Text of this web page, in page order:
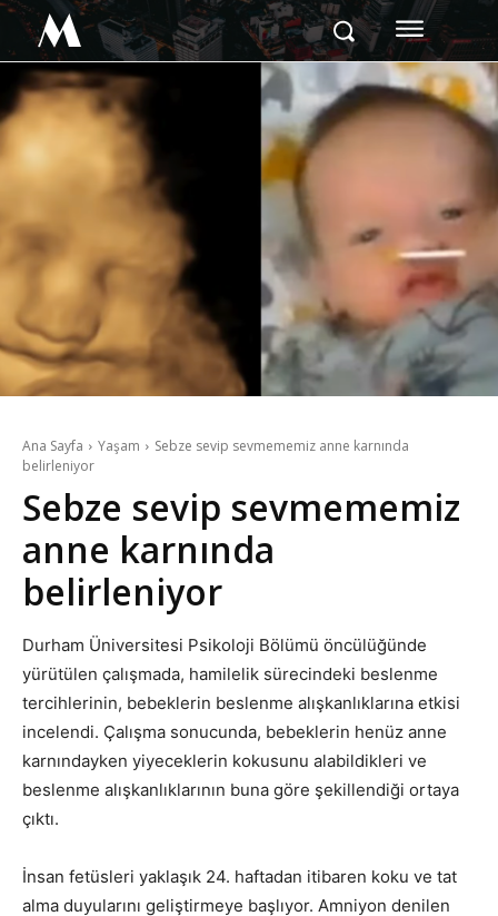
M
Ana Sayfa Yaşam
Sebze sevip sevmememiz anne karnında
belirleniyor
Sebze sevip sevmememiz
anne karnında
belirleniyor
Durham Üniversitesi Psikoloji Bölümü öncülüğünde
yürütülen çalışmada, hamilelik sürecindeki beslenme
tercihlerinin, bebeklerin beslenme alışkanlıklarına etkisi
incelendi. Çalışma sonucunda, bebeklerin henüz anne
karnındayken yiyeceklerin kokusunu alabildikleri ve
beslenme alışkanlıklarının buna göre şekillendiği ortaya
çıktı.
İnsan fetüsleri yaklaşık 24. haftadan itibaren koku ve tat
alma duyularını geliştirmeye başlıyor. Amniyon denilen